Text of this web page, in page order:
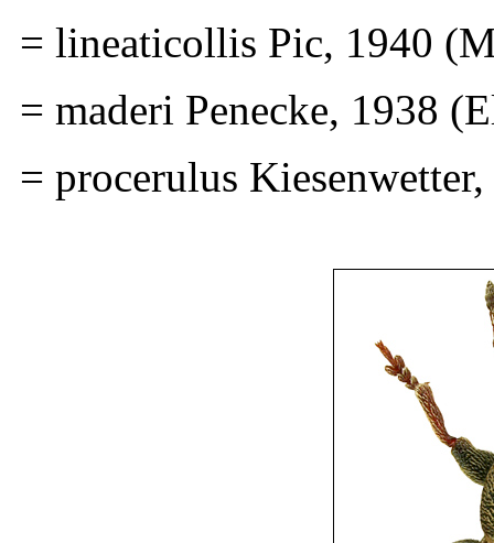
= lineaticollis Pic, 1940
= maderi Penecke, 1938
= procerulus